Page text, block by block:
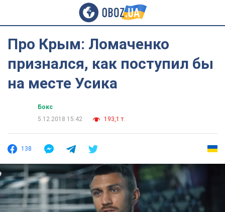
Про Крым: Ломаченко
признался, как поступил бы
на месте Усика
Бокс
5.12.2018 15:42
193,1 т.
138